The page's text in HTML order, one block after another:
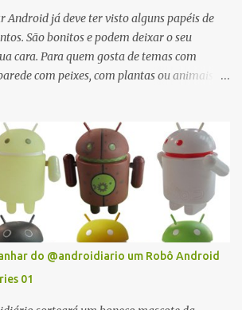
Android já deve ter visto alguns papéis de
São bonitos e podem deixar o seu
cara. Para quem gosta de temas com
com peixes, com plantas ou animais
tem o seu jeito. E o melhor, é que todos os
são totalmente grátis!
do @androidiario um Robô Android
01